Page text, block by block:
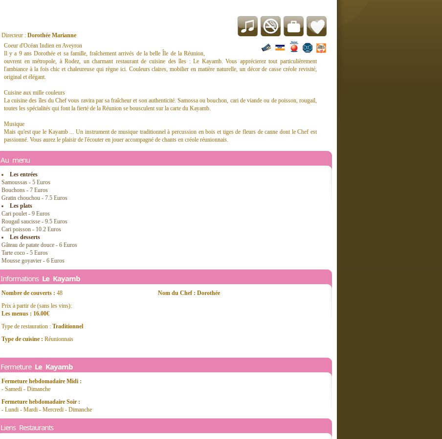
Directeur : Dorothée Marianne
Coeur d'Océan Indien en Aveyron
Il y a 9 ans Dorothée et sa famille, fraîchement arrivés de la belle Île de la Réunion,
ouvrent en métropole, à Rodez, un charmant restaurant de cuisine des îles : Le Kayamb. Vous apprécierez tout particulièrement
l'ambiance à la fois chic et chaleureuse qui règne ici. Couleurs claires, mobilier en matière naturelle, un décor de casse créole revisité,
original et élégant.
Cuisine aux mille couleurs
La cuisine des îles du Chef vous ravira par sa fraîcheur et son authenticité. Samossa ou bouchon, cari de viande ou de poisson, rougail,
toutes les spécialités qui font la fierté de la Réunion se bousculent sur la carte du Kayamb.
Musique
Mais qu'est que le Kayamb ... Un instrument de musique traditionnel à percussion en bois et tiges de fleurs de canne dont le Chef est
passionné. Vous aurez le plaisir de l'écouter en jouer accompagné de chants en créole réunionnais.
Au menu
Les entrées
Samoussas - 5 Euros
Bouchons - 7 Euros
Gratin chouchou - 7.5 Euros
Les plats
Cari poulet - 9 Euros
Rougail saucisse - 9.5 Euros
Cari poisson - 10.2 Euros
Les desserts
Gâteau de patate douce - 6 Euros
Tarte coco - 5 Euros
Mousse goyavier - 6 Euros
Informations Le Kayamb
Nombre de couverts : 48
Prix à partir de (sans les vins):
Les menus : 16.00€
Type de restauration : Traditionnel
Type de cuisine : Réunionnais
Nom du Chef : Dorothée
Fermeture Le Kayamb
Fermeture hebdomadaire Midi :
- Samedi - Dimanche
Fermeture hebdomadaire Soir :
- Lundi - Mardi - Mercredi - Dimanche
Liens Restaurants